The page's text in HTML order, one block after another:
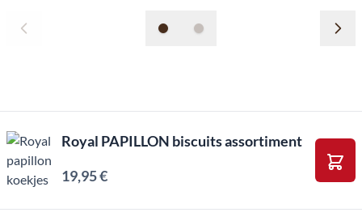
Royal PAPILLON biscuits assortiment
19,95 €